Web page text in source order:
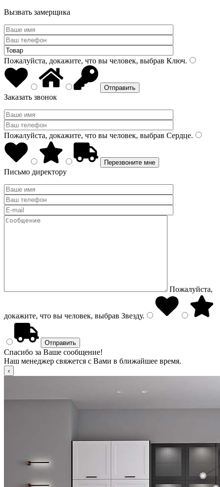
Вызвать замерщика
Пожалуйста, докажите, что вы человек, выбрав Ключ.
Заказать звонок
Пожалуйста, докажите, что вы человек, выбрав Сердце.
Письмо директору
Пожалуйста,
докажите, что вы человек, выбрав Звезду.
Спасибо за Ваше сообщение!
Наш менеджер свяжется с Вами в ближайшее время.